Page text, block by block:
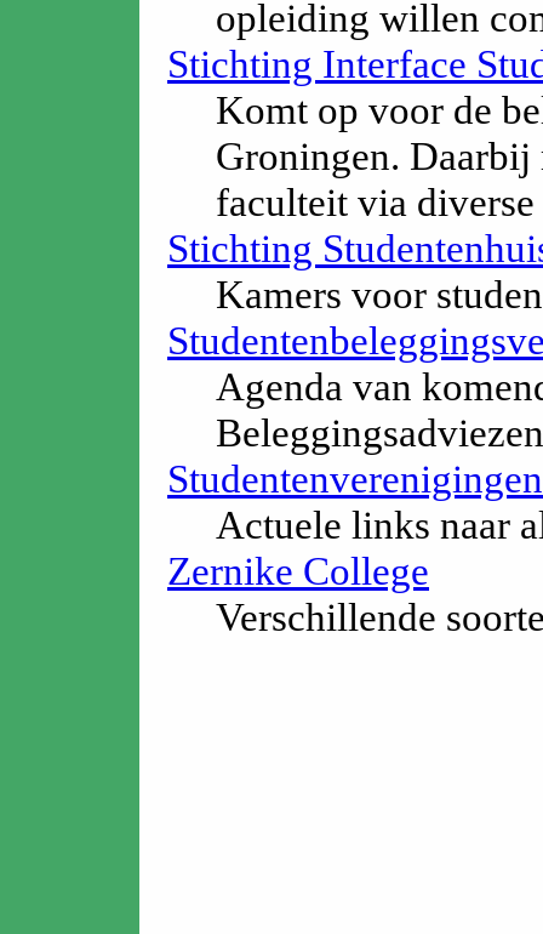
opleiding willen
Stichting Interface
Komt op voor de
Groningen. Daarbij
faculteit via diverse
Stichting
Kamers voor
Agenda van
Actuele links naar
Zernike College
Verschillende